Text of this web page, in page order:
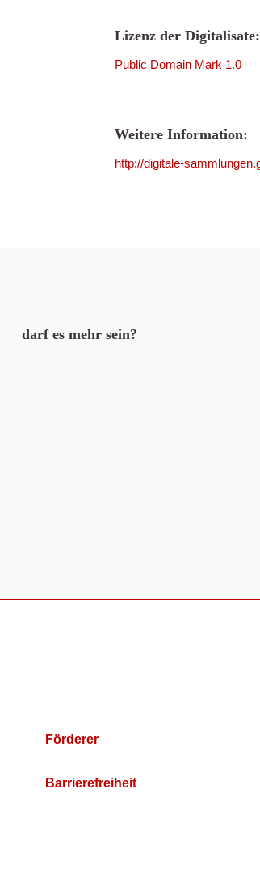
Lizenz der Digitalisate:
Public Domain Mark 1.0
Weitere Information:
http://digitale-
darf es mehr sein?
Förderer
Barrierefreiheit